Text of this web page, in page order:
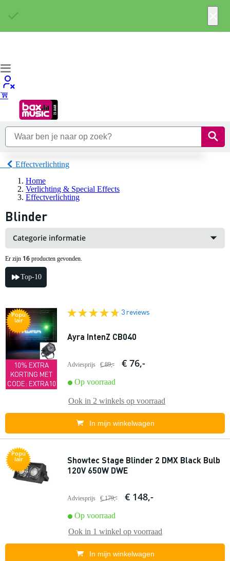
Effectverlichting
Home
Verlichting & Special Effects
Effectverlichting
Blinder
Categorie informatie
Er zijn 16 producten gevonden.
Top-10
Popu
lair
10% EXTRA
KORTING MET
CODE: EXTRA10
3 reviews
Ayra IntenZ CB040
Adviesprijs € 89,- € 76,-
Op voorraad
Ook in 2 winkels op voorraad
In mijn winkelwagen
Popu
lair
Showtec Stage Blinder 2 DMX Black Bulb
120V 650W DWE
Adviesprijs € 179,- € 148,-
Op voorraad
Ook in 1 winkel op voorraad
In mijn winkelwagen